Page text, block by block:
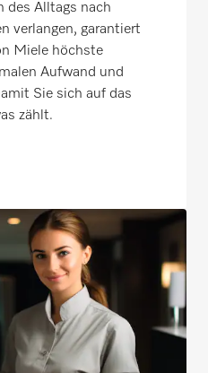
des Alltags nach
verlangen, garantiert
Miele höchste
Aufwand und
Sie sich auf das
zählt.